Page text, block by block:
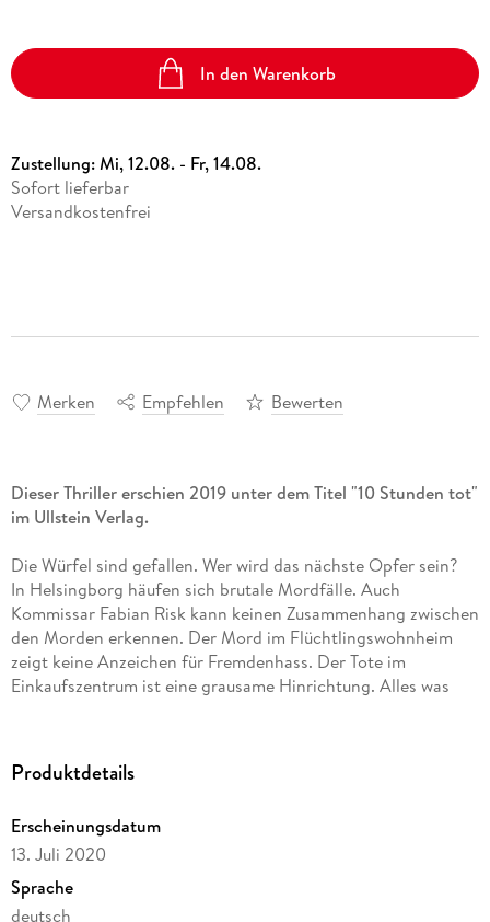
In den Warenkorb
Zustellung:Mi, 12.08. - Fr, 14.08.
Sofort lieferbar
Versandkostenfrei
Merken Empfehlen Bewerten
Dieser Thriller erschien 2019 unter dem Titel "10 Stunden tot"
im Ullstein Verlag.
Die Würfel sind gefallen. Wer wird das nächste Opfer sein?
In Helsingborg häufen sich brutale Mordfälle. Auch
Kommissar Fabian Risk kann keinen Zusammenhang zwischen
den Morden erkennen. Der Mord im Flüchtlingswohnheim
zeigt keine Anzeichen für Fremdenhass. Der Tote im
Einkaufszentrum ist eine grausame Hinrichtung. Alles was
Mörder, der kein Motiv hat?
Das große Würfelmörder-Finale lesen Sie in: "Die Rückkehr
des Würfelmörders"
"Es packt dich auf der ersten Seite und lässt dich nicht mehr
Produktdetails
Erscheinungsdatum
13. Juli 2020
Sprache
deutsch